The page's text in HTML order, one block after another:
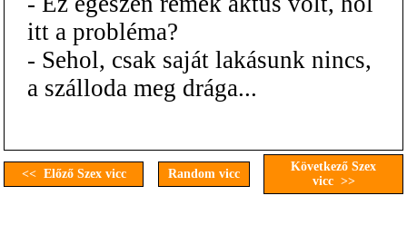
itt a probléma?
- Sehol, csak saját lakásunk nincs,
a szálloda meg drága...
<< Előző Szex vicc Random vicc
Következő Szex
vicc >>